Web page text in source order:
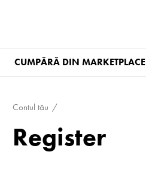
CUMPĂRĂ DIN MARKETPLACE
Contul tău
Register